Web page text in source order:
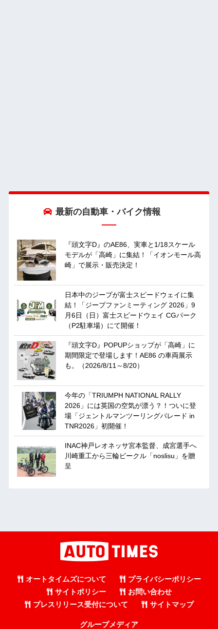
最新の自動車・バイク情報
『頭文字D』のAE86、実車と1/18スケール
モデルが「高崎」に集結！「イオンモール高
崎」で展示・販売決定！
日本中のジープが富士スピードウェイに集
結！「ジープファンミーティング 2026」9
月6日（日）富士スピードウェイ CGパーク
（P2駐車場）にて開催！
『頭文字D』POPUPショップが「高崎」に
期間限定で登場します！AE86 の車両展示
も。（2026/8/11～8/20）
今年の「TRIUMPH NATIONAL RALLY
2026」には英国の空気が漂う？！ついに登
場「ジェントルマンツーリングパレード in
TNR2026」初開催！
INAC神戸レオネッサ宮本監督、成宮選手へ
川崎重工から三輪ビークル「noslisu」を贈
呈
オートタイムズについて
プライバシーポリシー
サイトポリシー
お問い合わせ
プレスリリース受付について
サイトマップ
グループメディア